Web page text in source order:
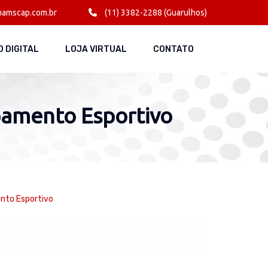
(11) 3382-2288 (Guarulhos)
DIGITAL LOJA VIRTUAL CONTATO
Esportivo
Esportivo